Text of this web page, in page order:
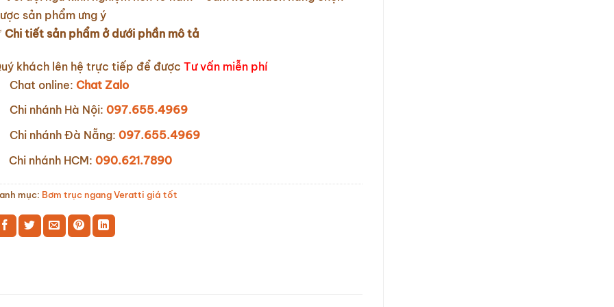
sản phẩm ưng ý
Chi tiết sản phẩm ở dưới phần mô tả
khách lên hệ trực tiếp để đượcTư vấn miễn phí
Chat online: Chat Zalo
Chi nhánh Hà Nội: 097.655.4969
Chi nhánh Đà Nẵng: 097.655.4969
Chi nhánh HCM: 090.621.7890
mục: Bơm trục ngang Veratti giá tốt